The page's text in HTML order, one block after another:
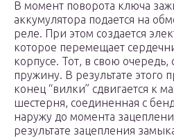
В момент поворота ключа
аккумулятора подается на
реле. При этом создается
которое перемещает
корпусе. Тот, в свою
пружину. В результате этого
конец “вилки” сдвигается к
шестерня, соединенная с
наружу до момента
результате зацепления